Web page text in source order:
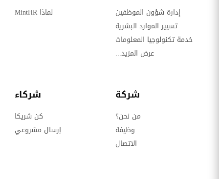
إدارة شؤون الموظفين
تسيير الموارد البشرية
خدمة تكنولوجيا المعلومات
عرض المزيد...
لماذا MintHR
شركة
من نحن؟
وظيفة
الاتصال
شركاء
كن شريكا
إرسال مشروعي